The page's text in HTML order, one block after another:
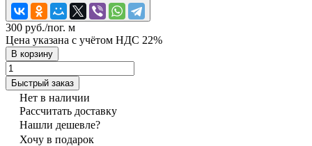
300 руб./пог. м
Цена указана с учётом НДС 22%
В корзину
Быстрый заказ
Нет в наличии
Рассчитать доставку
Нашли дешевле?
Хочу в подарок